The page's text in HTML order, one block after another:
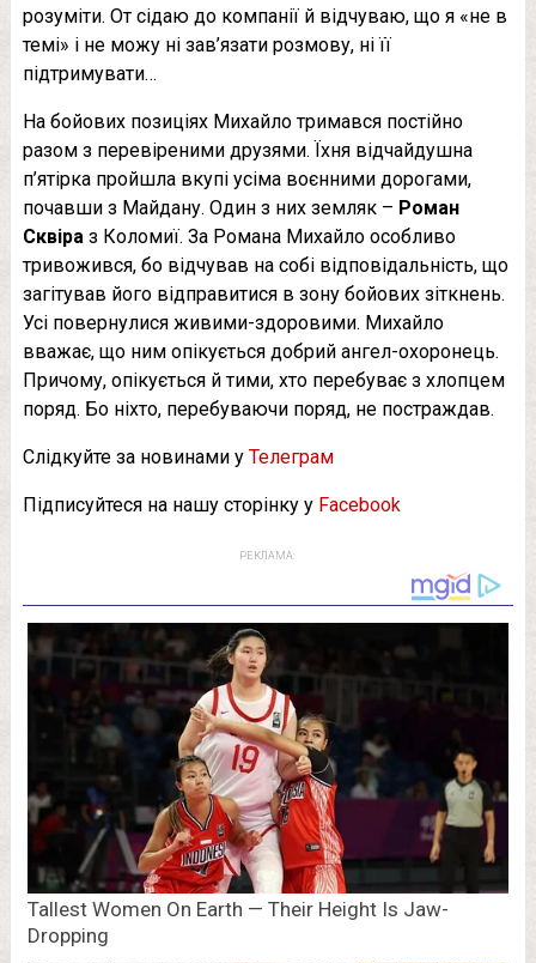
розуміти. От сідаю до компанії й відчуваю, що я «не в
темі» і не можу ні зав’язати розмову, ні її
підтримувати…
На бойових позиціях Михайло тримався постійно
разом з перевіреними друзями. Їхня відчайдушна
п’ятірка пройшла вкупі усіма воєнними дорогами,
почавши з Майдану. Один з них земляк – Роман
Сквіра з Коломиї. За Романа Михайло особливо
тривожився, бо відчував на собі відповідальність, що
загітував його відправитися в зону бойових зіткнень.
Усі повернулися живими-здоровими. Михайло
вважає, що ним опікується добрий ангел-охоронець.
Причому, опікується й тими, хто перебуває з хлопцем
поряд. Бо ніхто, перебуваючи поряд, не постраждав.
Слідкуйте за новинами у Телеграм
Підписуйтеся на нашу сторінку у Facebook
РЕКЛАМА: